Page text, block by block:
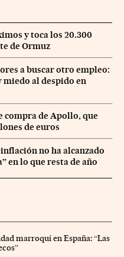
y toca los 20.300
de Ormuz
a buscar otro empleo:
miedo al despido en
compra de Apollo, que
de euros
no ha alcanzado
en lo que resta de año
marroquí en España: “Las